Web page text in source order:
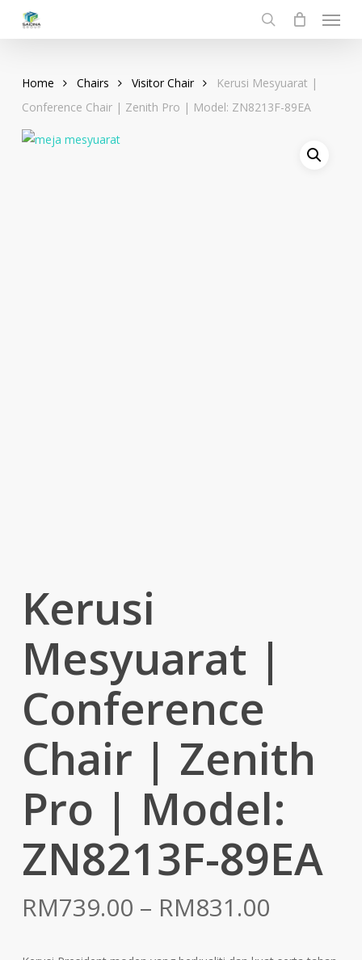
search
Menu
Home Chairs Visitor Chair
Kerusi Mesyuarat |
Conference Chair | Zenith Pro | Model: ZN8213F-89EA
Kerusi
Mesyuarat |
Conference
Chair | Zenith
Pro | Model:
ZN8213F-89EA
RM739.00 – RM831.00Price